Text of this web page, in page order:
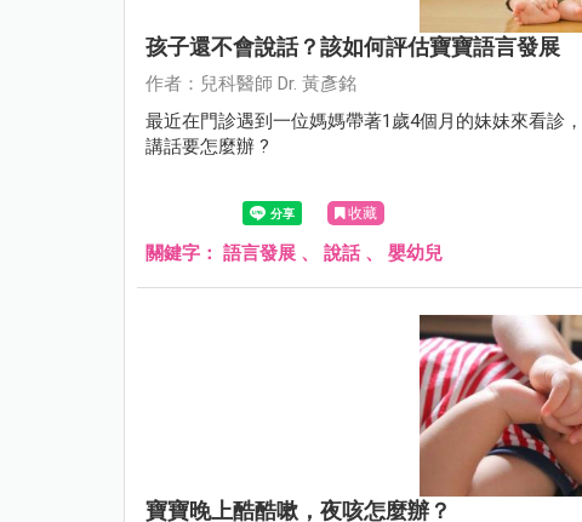
孩子還不會說話？該如何評估寶寶語言發展
作者：兒科醫師 Dr. 黃彥銘
最近在門診遇到一位媽媽帶著1歲4個月的妹妹來看診
講話要怎麼辦 ?
收藏
關鍵字： 語言發展 、 說話、 嬰幼兒
寶寶晚上酷酷嗽，夜咳怎麼辦？